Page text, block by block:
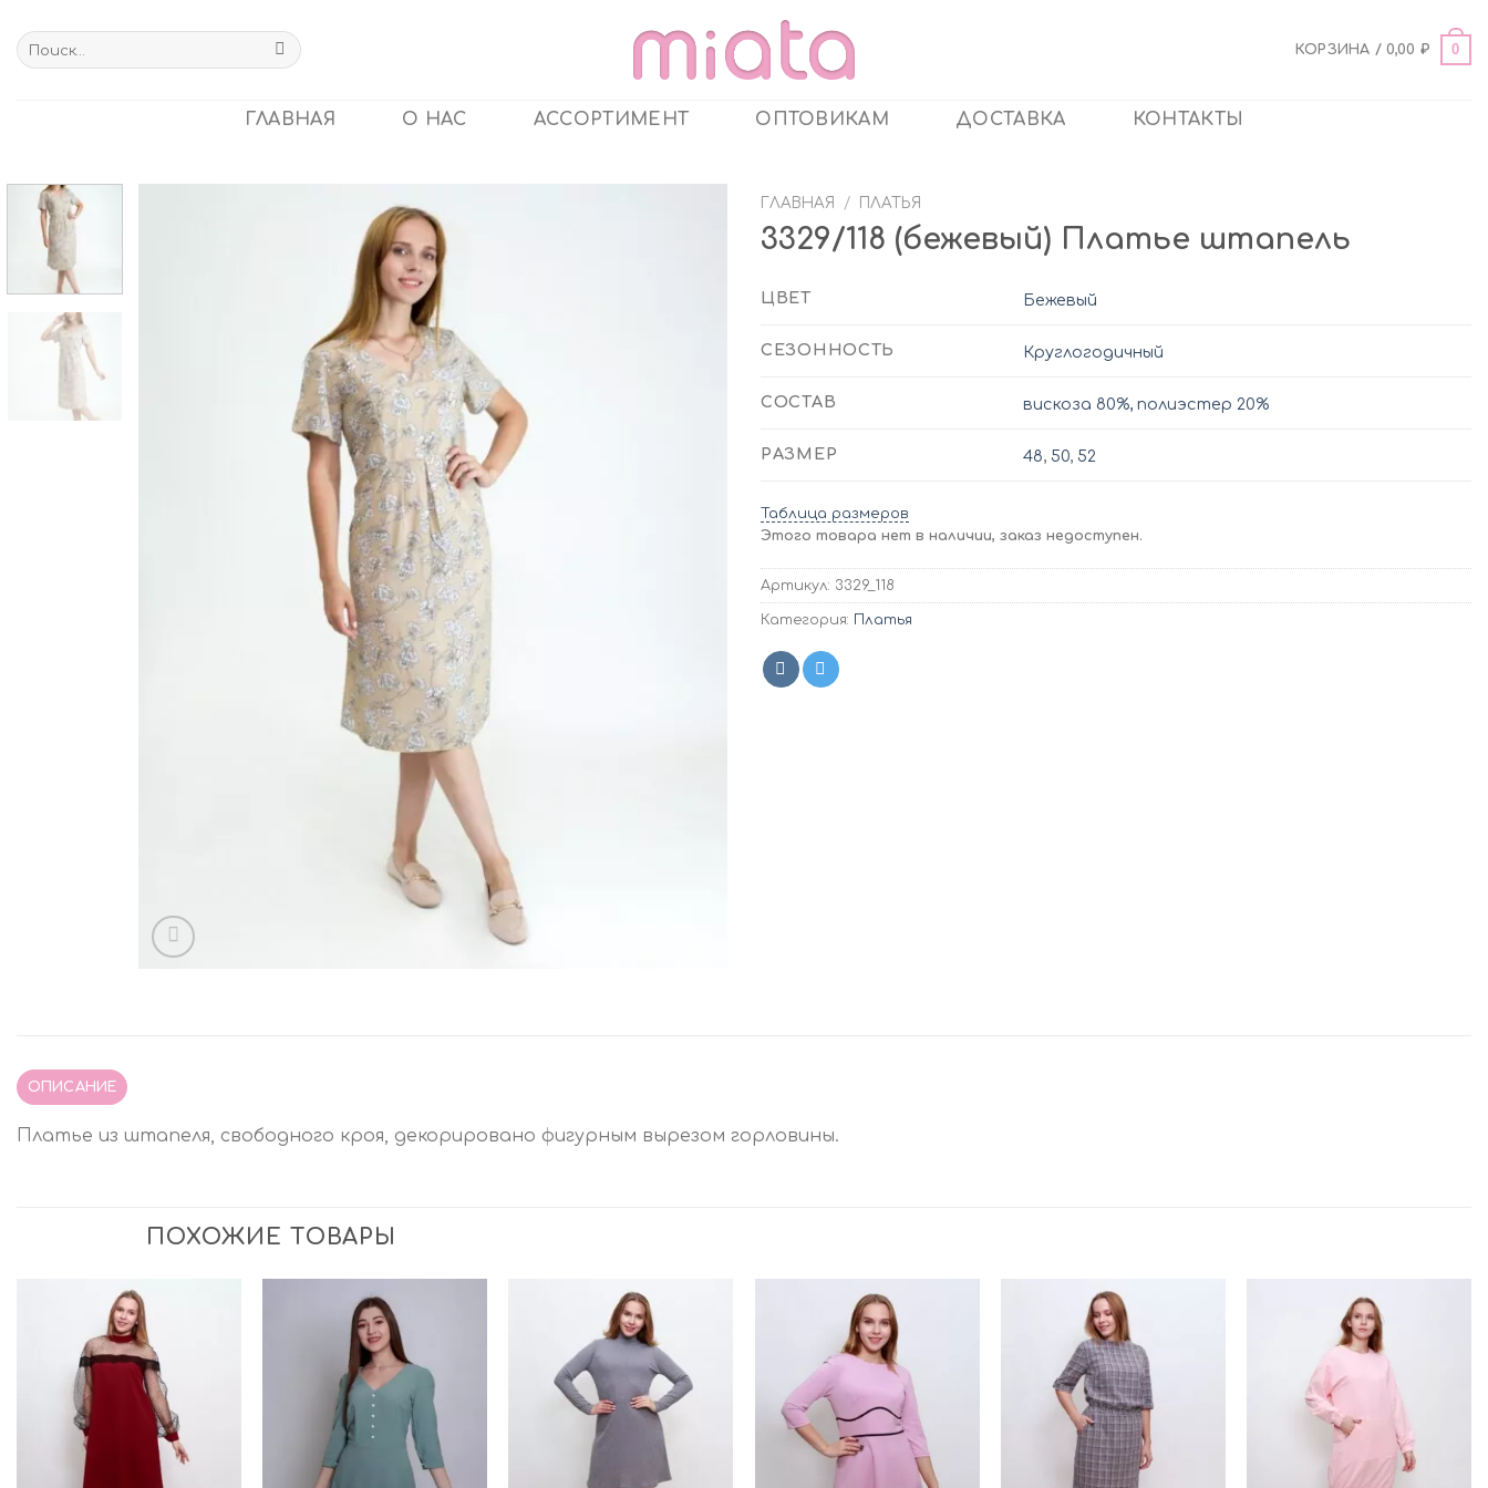
content
Искать:
КОРЗИНА /0,00 ₽ 0
ГЛАВНАЯ О НАС АССОРТИМЕНТ ОПТОВИКАМ ДОСТАВКА КОНТАКТЫ
ГЛАВНАЯ / ПЛАТЬЯ
3329/118 (бежевый) Платье штапель
ЦВЕТ Бежевый
СЕЗОННОСТЬ Круглогодичный
СОСТАВ вискоза 80%, полиэстер 20%
РАЗМЕР 48, 50, 52
Таблица размеров
Этого товара нет в наличии, заказ недоступен.
Артикул: 3329_118
Категория: Платья
ОПИСАНИЕ
Платье из штапеля, свободного кроя, декорировано фигурным вырезом горловины.
ПОХОЖИЕ ТОВАРЫ